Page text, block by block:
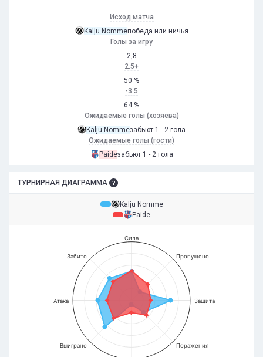
Исход матча
Kalju Nommeпобеда или ничья
Голы за игру
2,8
2.5+
50 %
-3.5
64 %
Ожидаемые голы (хозяева)
Kalju Nommeзабьют 1 - 2 гола
Ожидаемые голы (гости)
Paideзабьют 1 - 2 гола
ТУРНИРНАЯ ДИАГРАММА
Kalju Nomme
Paide
Сила
Пропущено
Защита
Поражения
Выиграно
Атака
Забито